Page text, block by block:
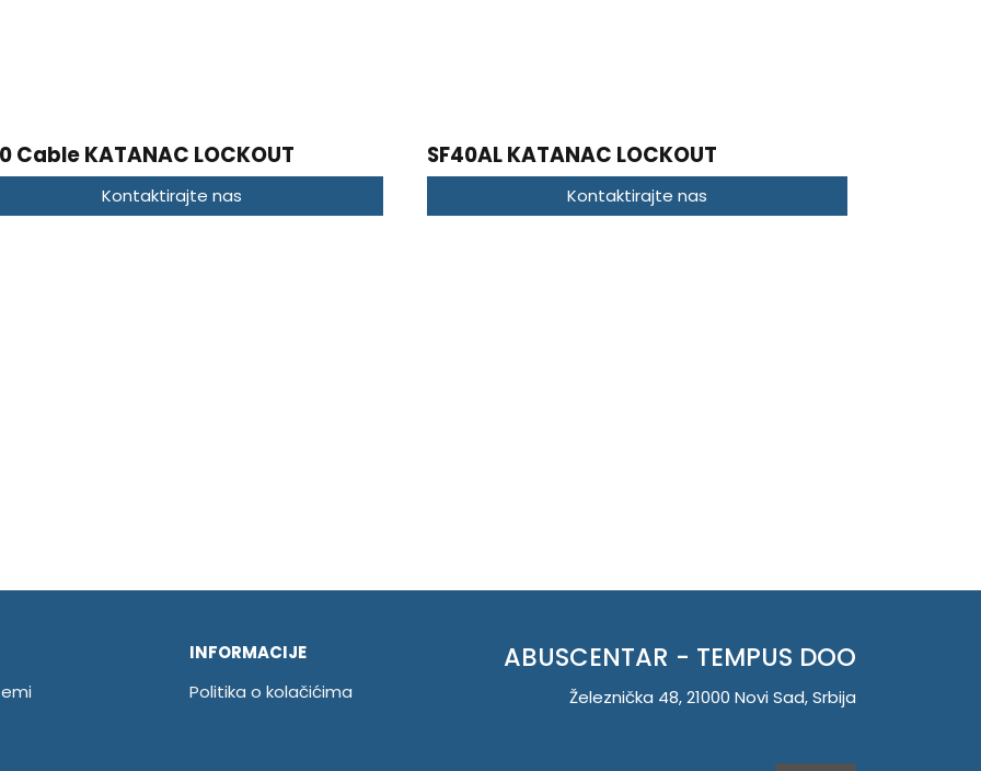
Cable KATANAC LOCKOUT
Kontaktirajte nas
SF40AL KATANAC LOCKOUT
Kontaktirajte nas
INFORMACIJE
Politika o kolačićima
ABUSCENTAR - TEMPUS DOO
Železnička 48, 21000 Novi Sad, Srbija